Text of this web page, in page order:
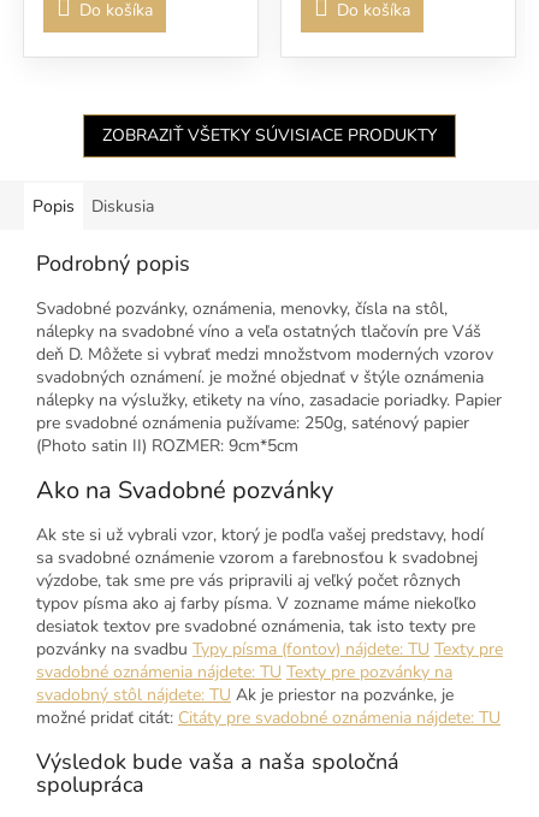
Do košíka Do košíka
ZOBRAZIŤ VŠETKY SÚVISIACE PRODUKTY
Popis Diskusia
Podrobný popis
Svadobné pozvánky, oznámenia, menovky, čísla na stôl,
nálepky na svadobné víno a veľa ostatných tlačovín pre Váš
deň D. Môžete si vybrať medzi množstvom moderných vzorov
svadobných oznámení. je možné objednať v štýle oznámenia
nálepky na výslužky, etikety na víno, zasadacie poriadky. Papier
pre svadobné oznámenia pužívame: 250g, saténový papier
(Photo satin II) ROZMER: 9cm*5cm
Ako na Svadobné pozvánky
Ak ste si už vybrali vzor, ktorý je podľa vašej predstavy, hodí
sa svadobné oznámenie vzorom a farebnosťou k svadobnej
výzdobe, tak sme pre vás pripravili aj veľký počet rôznych
typov písma ako aj farby písma. V zozname máme niekoľko
desiatok textov pre svadobné oznámenia, tak isto texty pre
pozvánky na svadbu Typy písma (fontov) nájdete: TU Texty pre
svadobné oznámenia nájdete: TU Texty pre pozvánky na
svadobný stôl nájdete: TU Ak je priestor na pozvánke, je
možné pridať citát: Citáty pre svadobné oznámenia nájdete: TU
Výsledok bude vaša a naša spoločná
spolupráca